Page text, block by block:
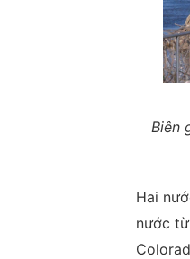
Biên
Hai
nước